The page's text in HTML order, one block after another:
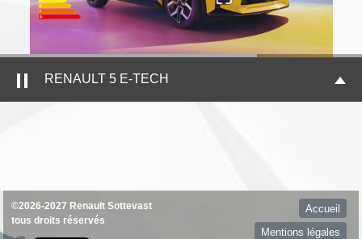
RENAULT 5 E-TECH
©2026-2027 Renault Sottevast
tous droits réservés
Accueil
Mentions légales